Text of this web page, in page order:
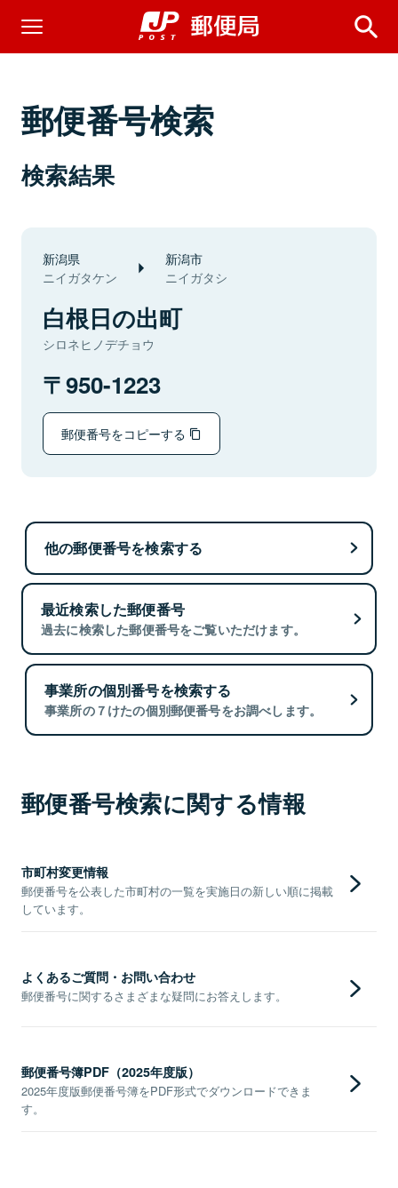
郵便番号検索
検索結果
新潟県
ニイガタケン
新潟市
ニイガタシ
白根日の出町
シロネヒノデチョウ
950-1223
郵便番号をコピーする
他の郵便番号を検索する
最近検索した郵便番号
過去に検索した郵便番号をご覧いただけます。
事業所の個別番号を検索する
事業所の７けたの個別郵便番号をお調べします。
郵便番号検索に関する情報
市町村変更情報
郵便番号を公表した市町村の一覧を実施日の新しい順に掲載
しています。
よくあるご質問・お問い合わせ
郵便番号に関するさまざまな疑問にお答えします。
郵便番号簿PDF（2025年度版）
2025年度版郵便番号簿をPDF形式でダウンロードできま
す。